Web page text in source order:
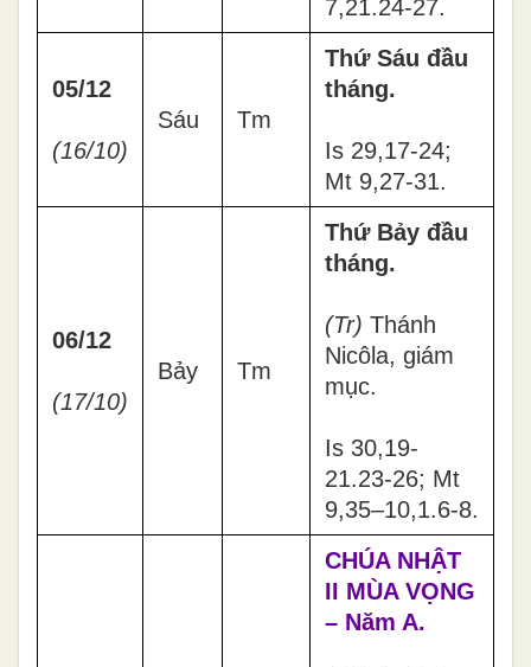
7,21.24-27.
05/12
(16/10)
Sáu Tm
Thứ Sáu đầu
tháng.
Is 29,17-24;
Mt 9,27-31.
06/12
(17/10)
Bảy Tm
Thứ Bảy đầu
tháng.
(Tr) Thánh
Nicôla, giám
mục.
Is 30,19-
21.23-26; Mt
9,35–10,1.6-8.
CHÚA NHẬT
II MÙA VỌNG
– Năm A.